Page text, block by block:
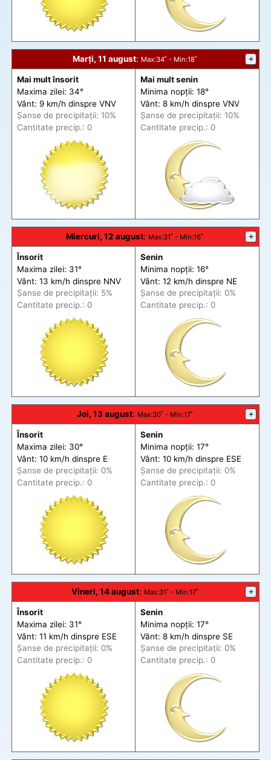
Marți, 11 august: Max:34˚ - Min:18˚ +
Mai mult însorit
Maxima zilei: 34°
Vânt: 9 km/h dinspre VNV
Șanse de precipitații: 10%
Cantitate precip.: 0
Mai mult senin
Minima nopții: 18°
Vânt: 8 km/h dinspre VNV
Șanse de precipitații: 10%
Cantitate precip.: 0
Miercuri, 12 august: Max:31˚ - Min:16˚ +
Însorit
Maxima zilei: 31°
Vânt: 13 km/h dinspre NNV
Șanse de precipitații: 5%
Cantitate precip.: 0
Senin
Minima nopții: 16°
Vânt: 12 km/h dinspre NE
Șanse de precipitații: 0%
Cantitate precip.: 0
Joi, 13 august: Max:30˚ - Min:17˚ +
Însorit
Maxima zilei: 30°
Vânt: 10 km/h dinspre E
Șanse de precipitații: 0%
Cantitate precip.: 0
Senin
Minima nopții: 17°
Vânt: 10 km/h dinspre ESE
Șanse de precipitații: 0%
Cantitate precip.: 0
Vineri, 14 august: Max:31˚ - Min:17˚ +
Însorit
Maxima zilei: 31°
Vânt: 11 km/h dinspre ESE
Șanse de precipitații: 0%
Cantitate precip.: 0
Senin
Minima nopții: 17°
Vânt: 8 km/h dinspre SE
Șanse de precipitații: 0%
Cantitate precip.: 0